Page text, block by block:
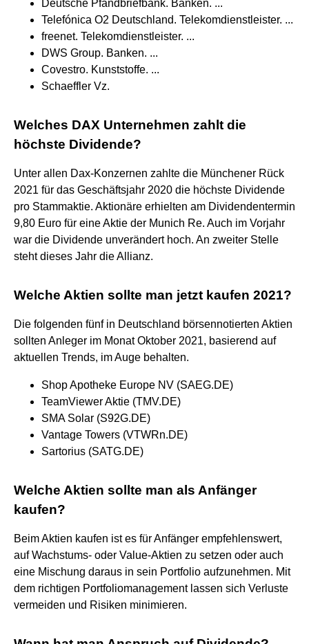
Deutsche Pfandbriefbank. Banken. ...
Telefónica O2 Deutschland. Telekomdienstleister. ...
freenet. Telekomdienstleister. ...
DWS Group. Banken. ...
Covestro. Kunststoffe. ...
Schaeffler Vz.
Welches DAX Unternehmen zahlt die
höchste Dividende?
Unter allen Dax-Konzernen zahlte die Münchener Rück
2021 für das Geschäftsjahr 2020 die höchste Dividende
pro Stammaktie. Aktionäre erhielten am Dividendentermin
9,80 Euro für eine Aktie der Munich Re. Auch im Vorjahr
war die Dividende unverändert hoch. An zweiter Stelle
steht dieses Jahr die Allianz.
Welche Aktien sollte man jetzt kaufen 2021?
Die folgenden fünf in Deutschland börsennotierten Aktien
sollten Anleger im Monat Oktober 2021, basierend auf
aktuellen Trends, im Auge behalten.
Shop Apotheke Europe NV (SAEG.DE)
TeamViewer Aktie (TMV.DE)
SMA Solar (S92G.DE)
Vantage Towers (VTWRn.DE)
Sartorius (SATG.DE)
Welche Aktien sollte man als Anfänger
kaufen?
Beim Aktien kaufen ist es für Anfänger empfehlenswert,
auf Wachstums- oder Value-Aktien zu setzen oder auch
eine Mischung daraus in sein Portfolio aufzunehmen. Mit
dem richtigen Portfoliomanagement lassen sich Verluste
vermeiden und Risiken minimieren.